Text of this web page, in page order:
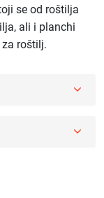
se od roštilja
ali i planchi
roštilj.